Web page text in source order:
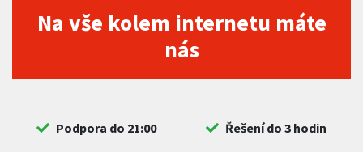
Na vše kolem internetu máte
nás
Podpora do 21:00 Řešení do 3 hodin